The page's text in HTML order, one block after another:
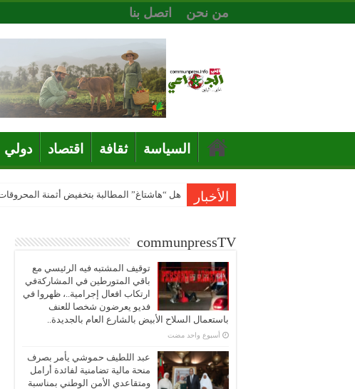
من نحن اتصل بنا
السياسة ثقافة اقتصاد دولي
الأخبار هل “هاشتاغ” المطالبة بتخفيض أثمنة
communpressTV
توقيف المشتبه فيه الرئيسي مع
باقي المتورطين في المشاركةفي
ارتكاب افعال إجرامية..، ظهروا في
فديو يعرضون شخصا للعنف
باستعمال السلاح الأبيض بالشارع العام بالجديدة..
‏أسبوع واحد مضت
عبد اللطيف حموشي يأمر بصرف
منحة مالية تضامنية لفائدة أرامل
ومتقاعدي الأمن الوطني بمناسبة